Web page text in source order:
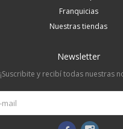
Franquicias
Nuestras tiendas
Newsletter
¡Suscribite y recibí todas nuestras